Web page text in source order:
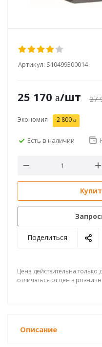
Артикул: S10499300014
25 170 /шт 27
Экономия 2 800
Есть в наличии
Поделиться
Цена действительна
отличаться от цен в
Описание